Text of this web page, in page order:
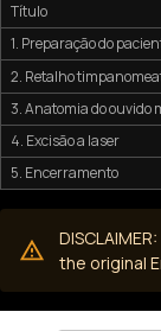
Título
1. Preparação do
2. Retalho
3. Anatomia do ouvido
4. Excisão a laser
5. Encerramento
the original